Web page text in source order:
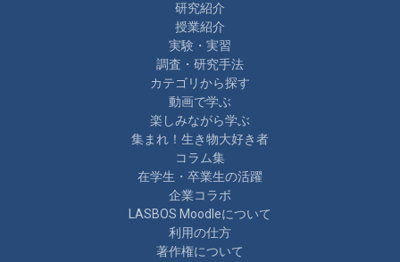
研究紹介
授業紹介
実験・実習
調査・研究手法
カテゴリから探す
動画で学ぶ
楽しみながら学ぶ
集まれ！生き物大好き者
コラム集
在学生・卒業生の活躍
企業コラボ
LASBOS Moodleについて
利用の仕方
著作権について